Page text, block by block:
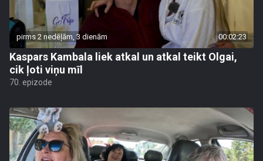
pirms 2 nedēļām, 3 dienām 00:02:23
Kaspars Kambala liek atkal un atkal teikt Olgai,
cik ļoti viņu mīl
70. epizode